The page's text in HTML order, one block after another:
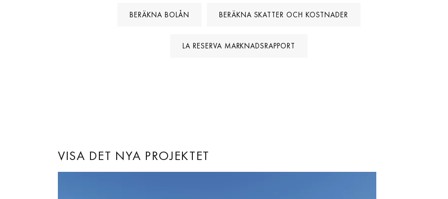
BERÄKNA BOLÅN BERÄKNA SKATTER OCH KOSTNADER
LA RESERVA MARKNADSRAPPORT
VISA DET NYA PROJEKTET